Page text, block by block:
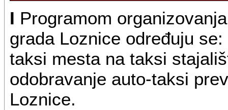
I Programom
grada Loznice određuju
taksi mesta na taksi
odobravanje auto-taksi
Loznice.